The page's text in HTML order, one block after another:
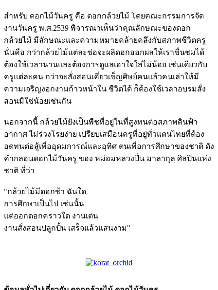
สำหรับ ดอกไม้วันครู คือ ดอกกล้วยไม้ โดยคณะกรรมการจัด
งานวันครู พ.ศ.2539 พิจารณาเห็นว่าคุณลักษณะของดอก
กล้วยไม้ มีลักษณะและความหมายคล้ายคลึงกับสภาพชีวิตครู
นั่นคือ กว่ากล้วยไม้แต่ละช่อจะผลิดอกออกผลให้เราชื่นชมได้
ต้องใช้เวลานานและต้องการดูแลเอาใจใส่ไม่น้อย เช่นเดียวกับ
ครูแต่ละคน กว่าจะสั่งสอนเคี่ยวเข็ญศิษย์คนแล้วคนเล่าให้มี
ความเจริญงอกงามก้าวหน้าใน ชีวิตได้ ก็ต้องใช้เวลาอบรมสั่ง
สอนมิใช่น้อยเช่นกัน
นอกจากนี้ กล้วยไม้ยังเป็นพืชที่อยู่ในที่สูงทนต่อสภาพดินฟ้า
อากาศ ไม่ร่วงโรยง่าย เปรียบเสมือนครูที่อยู่ทั่วแดนไทยที่ต้อง
อดทนต่อสู้เพื่ออุดมการณ์และอุทิศ ตนเพื่อการศึกษาของชาติ ดัง
คำกลอนดอกไม้วันครู ของ หม่อมหลวงปิ่น มาลากุล ศิลปินแห่ง
ชาติ ที่ว่า
"กล้วยไม้มีดอกช้า ฉันใด
การศึกษาเป็นไป เช่นนั้น
แต่ออกดอกคราวใด งานเด่น
งานสั่งสอนปลูกปั้น เสร็จแล้วแสนงาม"